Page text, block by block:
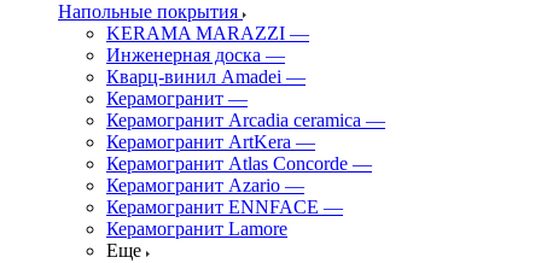
Напольные покрытия
KERAMA MARAZZI —
Инженерная доска —
Кварц-винил Amadei —
Керамогранит —
Керамогранит Arcadia ceramica —
Керамогранит ArtKera —
Керамогранит Atlas Concorde —
Керамогранит Azario —
Керамогранит ENNFACE —
Керамогранит Lamore
Еще